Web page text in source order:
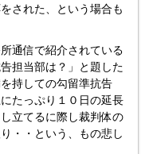
された、という場合も
通信で紹介されている
担当部は？」と題した
持しての勾留準抗告
たっぷり１０日の延長
立てるに際し裁判体の
・・という、もの悲し